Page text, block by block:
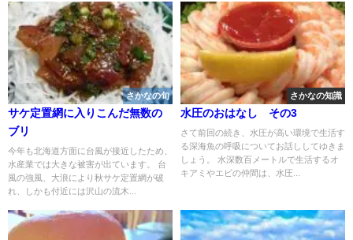
さかなの旬
サケ定置網に入りこんだ無数の
ブリ
今年も北海道方面に台風が接近したため、
水産業では大きな被害が出ています。 台
風の強風、大浪により秋サケ定置網が破
れ、しかも付近には沢山の流木...
さかなの知識
水圧のおはなし その3
さて前回の続き、水圧が高い環境で生活す
る深海魚の呼吸についてお話ししてゆきま
しょう。 水深数百メートルで生活するオ
キアミやエビの仲間は、水圧...